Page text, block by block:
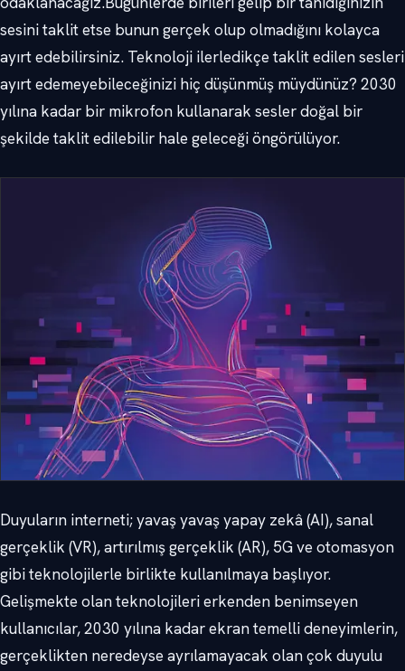
sesini taklit etse bunun gerçek olup olmadığını kolayca
ayırt edebilirsiniz. Teknoloji ilerledikçe taklit edilen sesleri
ayırt edemeyebileceğinizi hiç düşünmüş müydünüz? 2030
yılına kadar bir mikrofon kullanarak sesler doğal bir
şekilde taklit edilebilir hale geleceği öngörülüyor.
Duyuların interneti; yavaş yavaş yapay zekâ (AI), sanal
gerçeklik (VR), artırılmış gerçeklik (AR), 5G ve otomasyon
gibi teknolojilerle birlikte kullanılmaya başlıyor.
Gelişmekte olan teknolojileri erkenden benimseyen
kullanıcılar, 2030 yılına kadar ekran temelli deneyimlerin,
gerçeklikten neredeyse ayrılamayacak olan çok duyulu